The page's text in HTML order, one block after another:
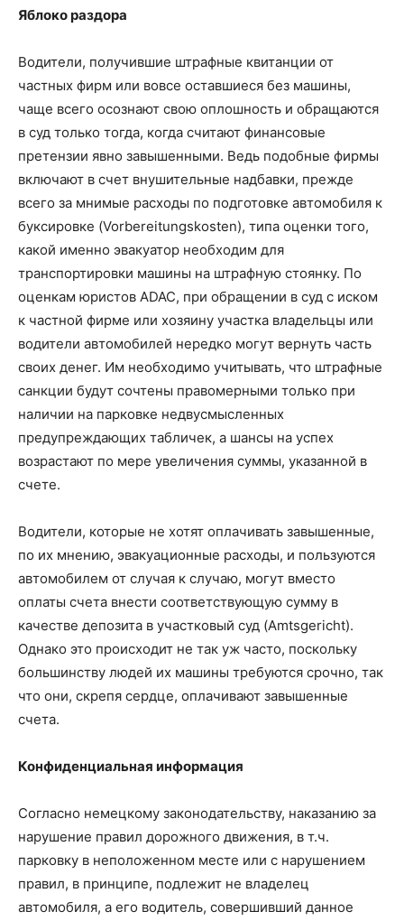
Яблоко раздора
Водители, получившие штрафные квитанции от
частных фирм или вовсе оставшиеся без машины,
чаще всего осознают свою оплошность и обращаются
в суд только тогда, когда считают финансовые
претензии явно завышенными. Ведь подобные фирмы
включают в счет внушительные надбавки, прежде
всего за мнимые расходы по подготовке автомобиля к
буксировке (Vorbereitungskosten), типа оценки того,
какой именно эвакуатор необходим для
транспортировки машины на штрафную стоянку. По
оценкам юристов ADAC, при обращении в суд с иском
к частной фирме или хозяину участка владельцы или
водители автомобилей нередко могут вернуть часть
своих денег. Им необходимо учитывать, что штрафные
санкции будут сочтены правомерными только при
наличии на парковке недвусмысленных
предупреждающих табличек, а шансы на успех
возрастают по мере увеличения суммы, указанной в
счете.
Водители, которые не хотят оплачивать завышенные,
по их мнению, эвакуационные расходы, и пользуются
автомобилем от случая к случаю, могут вместо
оплаты счета внести соответствующую сумму в
качестве депозита в участковый суд (Amtsgericht).
Однако это происходит не так уж часто, поскольку
большинству людей их машины требуются срочно, так
что они, скрепя сердце, оплачивают завышенные
счета.
Конфиденциальная информация
Согласно немецкому законодательству, наказанию за
нарушение правил дорожного движения, в т.ч.
парковку в неположенном месте или с нарушением
правил, в принципе, подлежит не владелец
автомобиля, а его водитель, совершивший данное